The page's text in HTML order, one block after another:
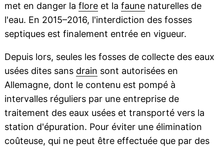
met en danger la floreet la faunenaturelles de
l'eau. En 2015–2016, l'interdiction des fosses
septiques est finalement entrée en vigueur.
Depuis lors, seules les fosses de collecte des eaux
usées dites sans drain sont autorisées en
Allemagne, dont le contenu est pompé à
intervalles réguliers par une entreprise de
traitement des eaux usées et transporté vers la
station d'épuration. Pour éviter une élimination
coûteuse, qui ne peut être effectuée que par des